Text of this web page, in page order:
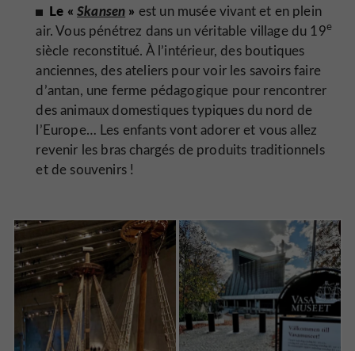
Le «Skansen » est un musée vivant et en plein
air. Vous pénétrez dans un véritable village du 19e
siècle reconstitué. À l’intérieur, des boutiques
anciennes, des ateliers pour voir les savoirs faire
d’antan, une ferme pédagogique pour rencontrer
des animaux domestiques typiques du nord de
l’Europe… Les enfants vont adorer et vous allez
revenir les bras chargés de produits traditionnels
et de souvenirs !